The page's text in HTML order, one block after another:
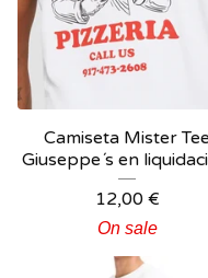
Camiseta Mister Tee
Giuseppe´s en
12,00 €
On sale